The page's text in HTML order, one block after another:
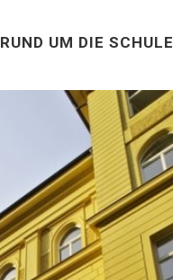
RUND UM DIE SCHULE